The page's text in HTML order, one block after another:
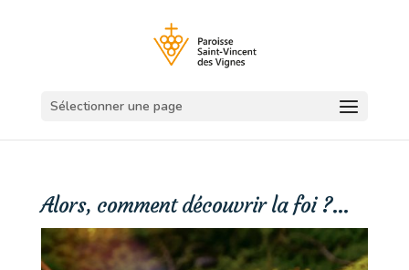
Sélectionner une page
Alors, comment découvrir la foi ?…